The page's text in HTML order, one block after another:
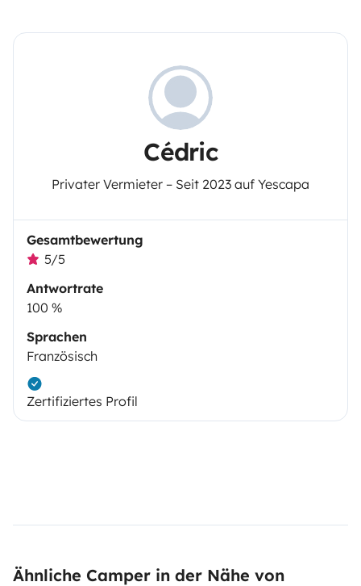
Cédric
Privater Vermieter – Seit 2023 auf Yescapa
Gesamtbewertung
5/5
Antwortrate
100 %
Sprachen
Französisch
Zertifiziertes Profil
Ähnliche Camper in der Nähe von